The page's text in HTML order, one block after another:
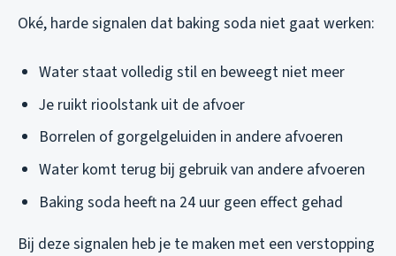
Oké, harde signalen dat baking soda niet gaat werken:
Water staat volledig stil en beweegt niet meer
Je ruikt rioolstank uit de afvoer
Borrelen of gorgelgeluiden in andere afvoeren
Water komt terug bij gebruik van andere afvoeren
Baking soda heeft na 24 uur geen effect gehad
Bij deze signalen heb je te maken met een verstopping